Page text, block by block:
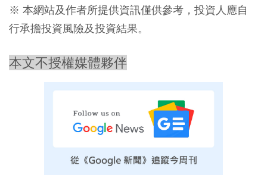
※ 本網站及作者所提供資訊僅供參考，投資人應自
行承擔投資風險及投資結果。
本文不授權媒體夥伴